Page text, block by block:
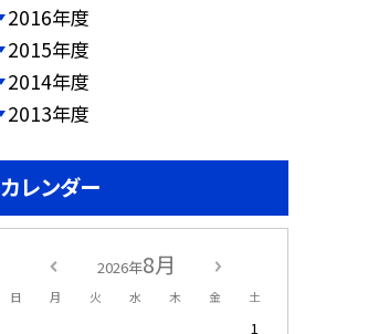
2016年度
2015年度
2014年度
2013年度
カレンダー
2026年8月
日 月 火 水 木 金 土
1